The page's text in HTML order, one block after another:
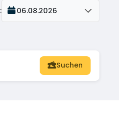
: 06.08.2026
Suchen